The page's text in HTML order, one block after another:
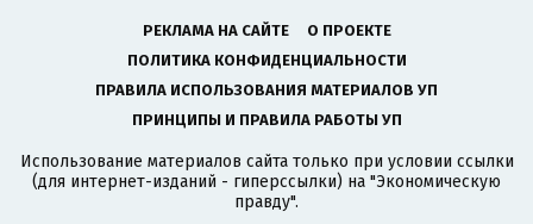
РЕКЛАМА НА САЙТЕ
О ПРОЕКТЕ
ПОЛИТИКА КОНФИДЕНЦИАЛЬНОСТИ
ПРАВИЛА ИСПОЛЬЗОВАНИЯ МАТЕРИАЛОВ УП
ПРИНЦИПЫ И ПРАВИЛА РАБОТЫ УП
Использование материалов сайта только при условии ссылки
(для интернет-изданий - гиперссылки) на "Экономическую
правду".